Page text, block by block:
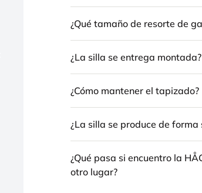
¿Qué tamaño de resorte de
¿La silla se entrega montada?
¿Cómo mantener el tapizado?
¿La silla se produce de forma
¿Qué pasa si encuentro la
otro lugar?